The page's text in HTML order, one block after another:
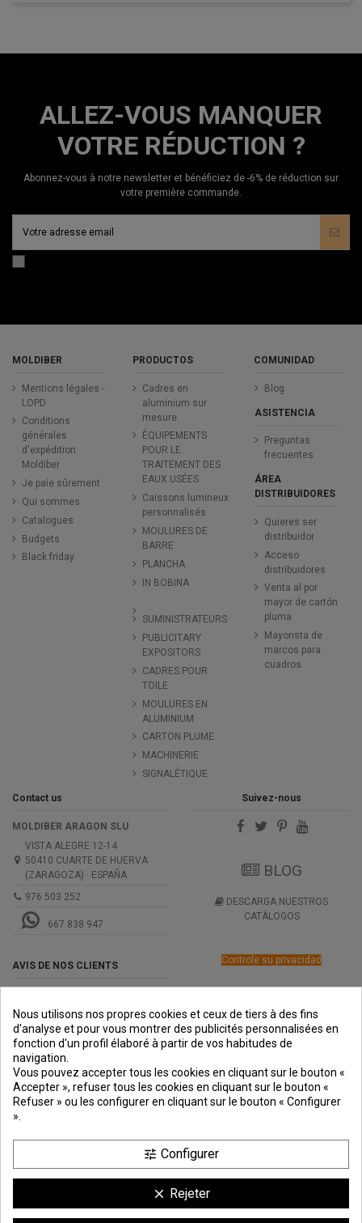
achat aumètre linéaire– minimum de commande :6 mètres(livré en barres de 3 m)
ALLEZ-VOUS MANQUER
VOTRE RÉDUCTION ?
Abonnez-vous à notre newsletter et bénéficiez de -6% de réduction sur
votre première commande.
MOLDIBER
Mentions légales -
LOPD
Conditions
générales
d'expédition
Moldiber
Je paie sûrement
Qui sommes
Catalogues
Budgets
Black friday
PRODUCTOS
Cadres en
aluminium sur
mesure
ÉQUIPEMENTS
POUR LE
TRAITEMENT DES
EAUX USÉES
Caissons lumineux
personnalisés
MOULURES DE
BARRE
PLANCHA
IN BOBINA
SUMINISTRATEURS
PUBLICITARY
EXPOSITORS
CADRES POUR
TOILE
MOULURES EN
ALUMINIUM
CARTON PLUME
MACHINERIE
SIGNALÉTIQUE
COMUNIDAD
Blog
ASISTENCIA
Preguntas
frecuentes
ÁREA
DISTRIBUIDORES
Quieres ser
distribuidor
Acceso
distribuidores
Venta al por
mayor de cartón
pluma
Mayorista de
marcos para
cuadros
Contact us
MOLDIBER ARAGON SLU
VISTA ALEGRE 12-14
50410 CUARTE DE HUERVA
(ZARAGOZA) · ESPAÑA
976 503 252
667 838 947
AVIS DE NOS CLIENTS
Suivez-nous
BLOG
DESCARGA NUESTROS
CATÁLOGOS
Controle su privacidad
PREMIOS
DE PAGO
SEGURO
Nous utilisons nos propres cookies et ceux de tiers à des fins
d'analyse et pour vous montrer des publicités personnalisées en
fonction d'un profil élaboré à partir de vos habitudes de
navigation.
Vous pouvez accepter tous les cookies en cliquant sur le bouton «
Accepter », refuser tous les cookies en cliquant sur le bouton «
Refuser » ou les configurer en cliquant sur le bouton « Configurer
».
tune Configurer
clear Rejeter